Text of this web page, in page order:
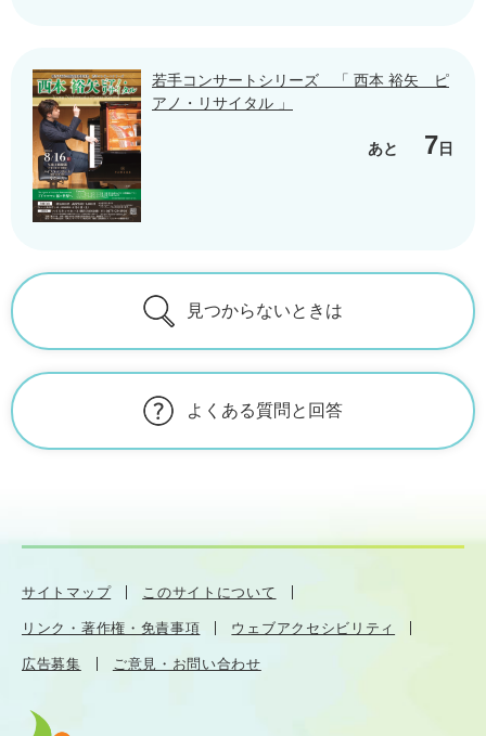
若手コンサートシリーズ 「 西本 裕矢 ピ
アノ・リサイタル 」
あと 7日
見つからないときは
よくある質問と回答
サイトマップ このサイトについて
リンク・著作権・免責事項 ウェブアクセシビリティ
広告募集 ご意見・お問い合わせ